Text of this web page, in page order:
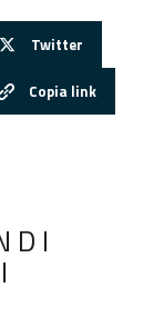
Twitter
Copia link